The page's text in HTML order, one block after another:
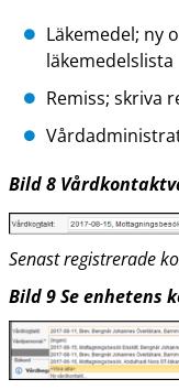
Läkemedel; ny
läkemedelslista
Remiss; skriva
Bild8
Senast registrerade
Bild9Se enhetens